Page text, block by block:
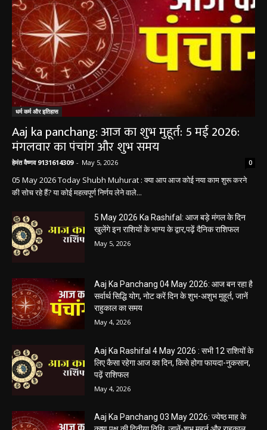
धर्म कर्म और इतिहास
Aaj ka panchang: आज का शुभ मुहूर्त: 5 मई 2026:
मंगलवार का पंचांग और शुभ समय
हेमंत वैष्णव 9131614309 - May 5, 2026 0
05 May 2026 Today Shubh Muhurat : क्या आप आज कोई नया काम शुरू करने
की सोच रहे हैं? या कोई महत्वपूर्ण निर्णय लेने वाले...
5 May 2026 Ka Rashifal: आज बड़े मंगल के दिन
खुलेंगे इन राशियों के भाग्य के द्वार,पढ़ें दैनिक राशिफल
May 5, 2026
Aaj Ka Panchang 04 May 2026: आज बन रहा है
सर्वार्थ सिद्धि योग, नोट करें दिन के शुभ-अशुभ मुहूर्त, जानें
राहुकाल का समय
May 4, 2026
Aaj Ka Rashifal 4 May 2026 : सभी 12 राशियों के
लिए कैसा रहेगा आज का दिन, किसे होगा फायदा-नुकसान,
पढ़ें राशिफल
May 4, 2026
Aaj Ka Panchang 03 May 2026: ज्येष्ठ माह के